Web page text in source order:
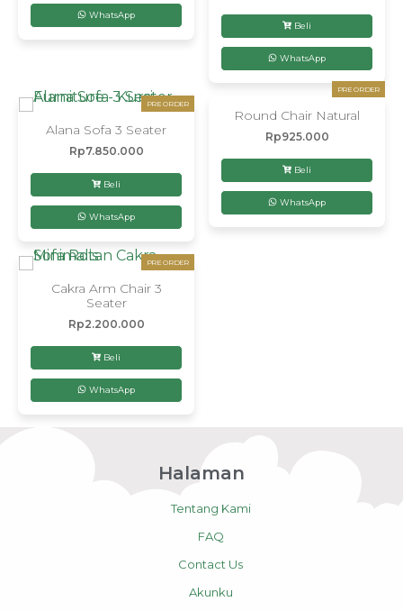
WhatsApp
Beli
WhatsApp
PRE ORDER
Alana Sofa 3 Seater
Rp7.850.000
Beli
WhatsApp
PRE ORDER
Round Chair Natural
Rp925.000
Beli
WhatsApp
PRE ORDER
Cakra Arm Chair 3
Seater
Rp2.200.000
Beli
WhatsApp
Halaman
Tentang Kami
FAQ
Contact Us
Akunku